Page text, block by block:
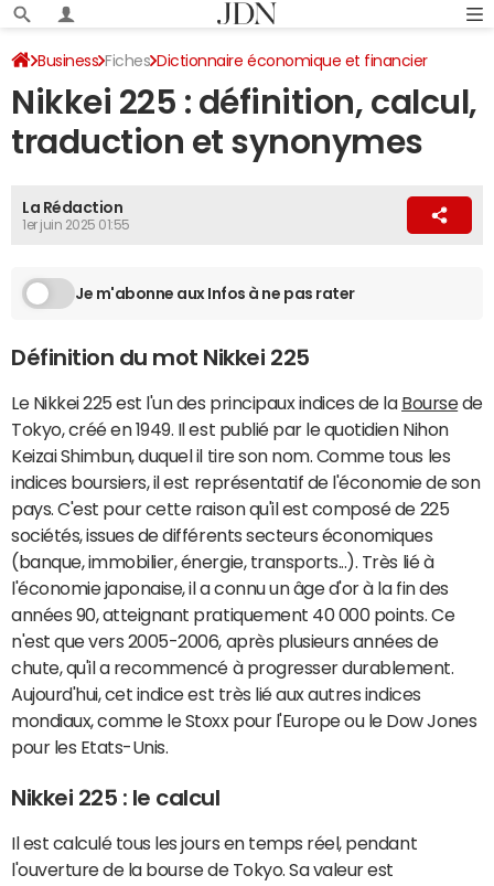
Business Fiches Dictionnaire économique et financier
Nikkei 225 : définition, calcul,
traduction et synonymes
La Rédaction
1er juin 2025 01:55
Je m'abonne aux Infos à ne pas rater
Définition du mot Nikkei 225
Le Nikkei 225 est l'un des principaux indices de la Boursede
Tokyo, créé en 1949. Il est publié par le quotidien Nihon
Keizai Shimbun, duquel il tire son nom. Comme tous les
indices boursiers, il est représentatif de l'économie de son
pays. C'est pour cette raison qu'il est composé de 225
sociétés, issues de différents secteurs économiques
(banque, immobilier, énergie, transports...). Très lié à
l'économie japonaise, il a connu un âge d'or à la fin des
années 90, atteignant pratiquement 40 000 points. Ce
n'est que vers 2005-2006, après plusieurs années de
chute, qu'il a recommencé à progresser durablement.
Aujourd'hui, cet indice est très lié aux autres indices
mondiaux, comme le Stoxx pour l'Europe ou le Dow Jones
pour les Etats-Unis.
Nikkei 225 : le calcul
Il est calculé tous les jours en temps réel, pendant
l'ouverture de la bourse de Tokyo. Sa valeur est